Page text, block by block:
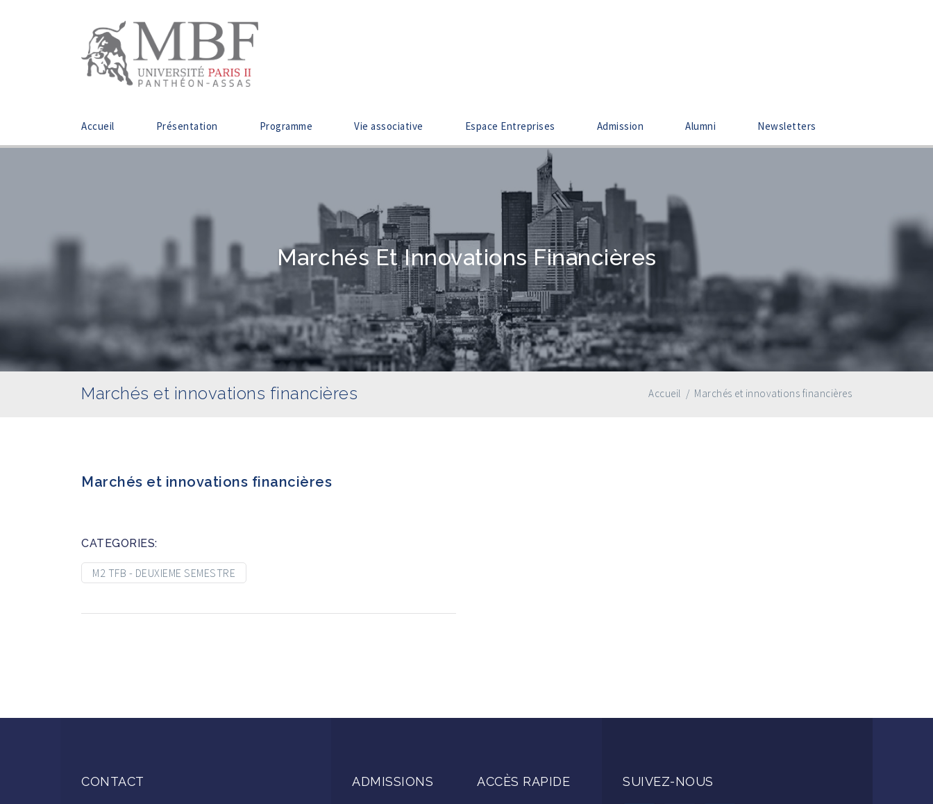
Accueil Présentation Programme Vie associative Espace Entreprises Admission Alumni Newsletters
Marchés Et Innovations Financières
Marchés et innovations financières Accueil / Marchés et innovations financières
Marchés et innovations financières
CATEGORIES:
M2 TFB - DEUXIEME SEMESTRE
CONTACT ADMISSIONS ACCÈS RAPIDE SUIVEZ-NOUS